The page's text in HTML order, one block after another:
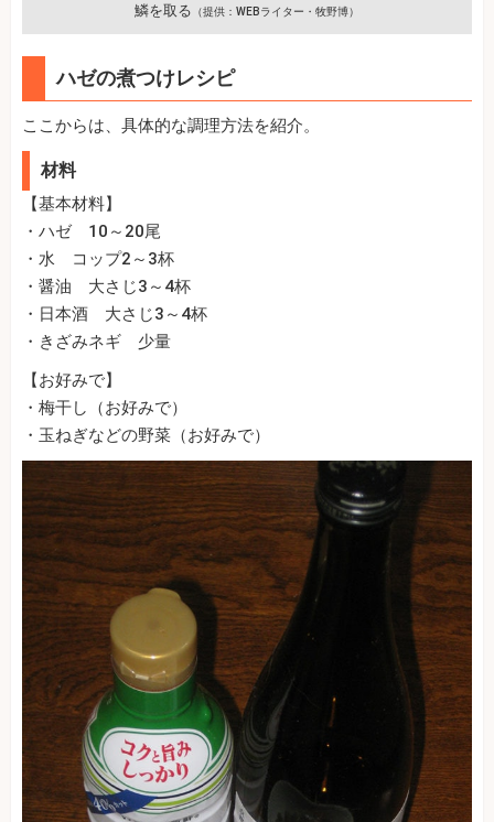
鱗を取る （提供：WEBライター・牧野博）
ハゼの煮つけレシピ
ここからは、具体的な調理方法を紹介。
材料
【基本材料】
・ハゼ 10～20尾
・水 コップ2～3杯
・醤油 大さじ3～4杯
・日本酒 大さじ3～4杯
・きざみネギ 少量
【お好みで】
・梅干し（お好みで）
・玉ねぎなどの野菜（お好みで）